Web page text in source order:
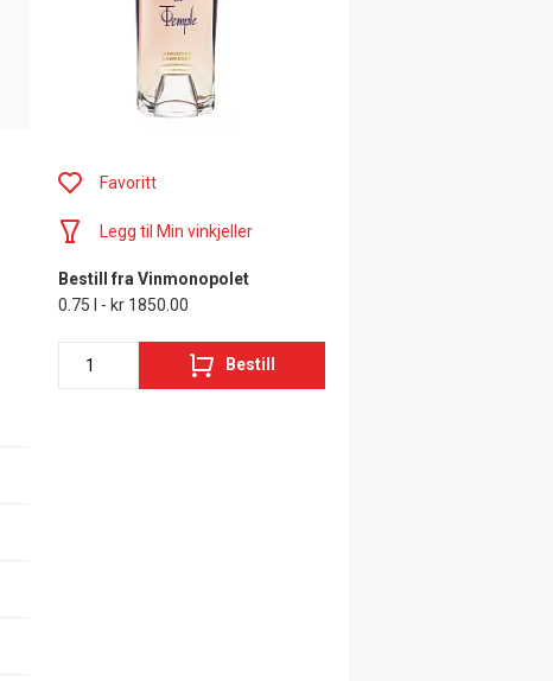
Favoritt
Legg til Min vinkjeller
Bestill fra Vinmonopolet
0.75 l - kr 1850.00
Bestill